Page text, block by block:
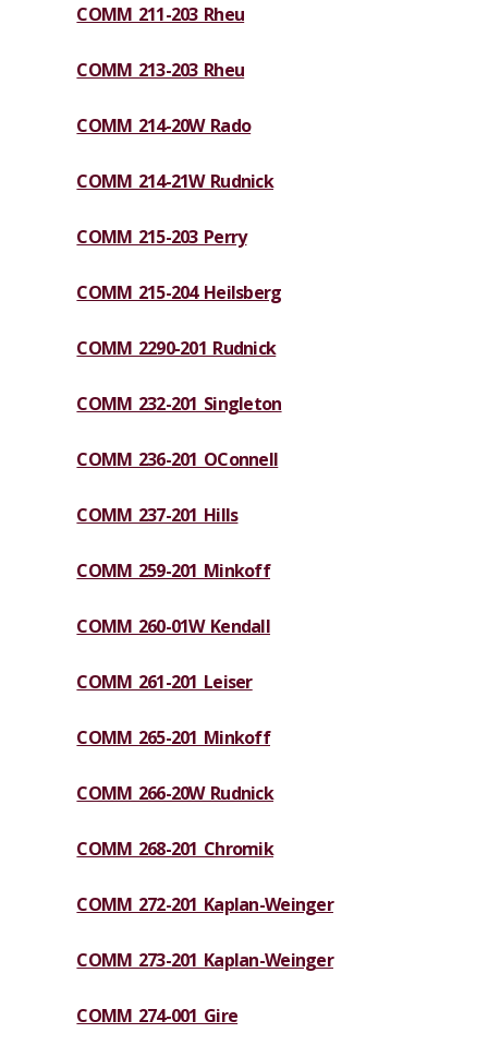
COMM 211-203 Rheu
COMM 213-203 Rheu
COMM 214-20W Rado
COMM 214-21W Rudnick
COMM 215-203 Perry
COMM 215-204 Heilsberg
COMM 2290-201 Rudnick
COMM 232-201 Singleton
COMM 236-201 OConnell
COMM 237-201 Hills
COMM 259-201 Minkoff
COMM 260-01W Kendall
COMM 261-201 Leiser
COMM 265-201 Minkoff
COMM 266-20W Rudnick
COMM 268-201 Chromik
COMM 272-201 Kaplan-Weinger
COMM 273-201 Kaplan-Weinger
COMM 274-001 Gire